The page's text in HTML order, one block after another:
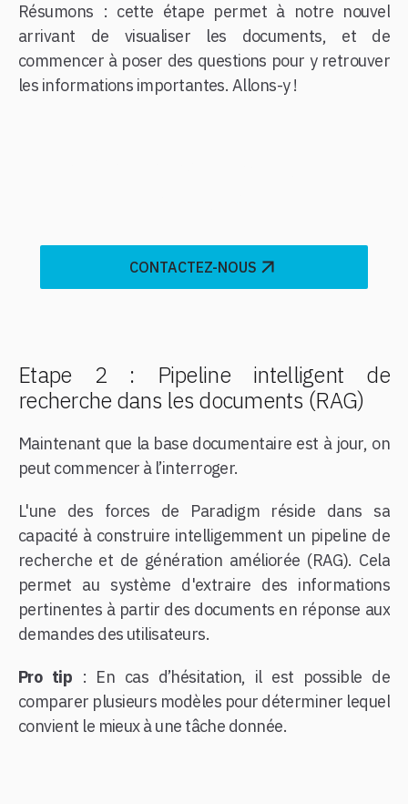
Résumons : cette étape permet à notre nouvel
arrivant de visualiser les documents, et de
commencer à poser des questions pour y retrouver
les informations importantes. Allons-y !
CONTACTEZ-NOUS
Etape 2 : Pipeline intelligent de
recherche dans les documents (RAG)
Maintenant que la base documentaire est à jour, on
peut commencer à l’interroger.
L'une des forces de Paradigm réside dans sa
capacité à construire intelligemment un pipeline de
recherche et de génération améliorée (RAG). Cela
permet au système d'extraire des informations
pertinentes à partir des documents en réponse aux
demandes des utilisateurs.
Pro tip : En cas d’hésitation, il est possible de
comparer plusieurs modèles pour déterminer lequel
convient le mieux à une tâche donnée.